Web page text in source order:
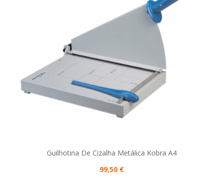
Guilhotina De Cizalha Metálica Kobra A4
99,50 €